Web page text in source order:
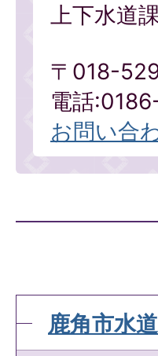
上下水道
〒018-
電話
お問い合
鹿角市水